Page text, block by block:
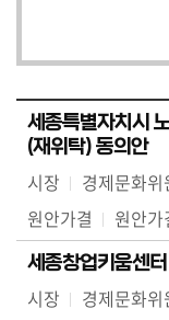
세종특별자치시
(재위탁) 동의안
시장
경제문화위
원안가결
원안가
세종창업키움센
시장
경제문화위